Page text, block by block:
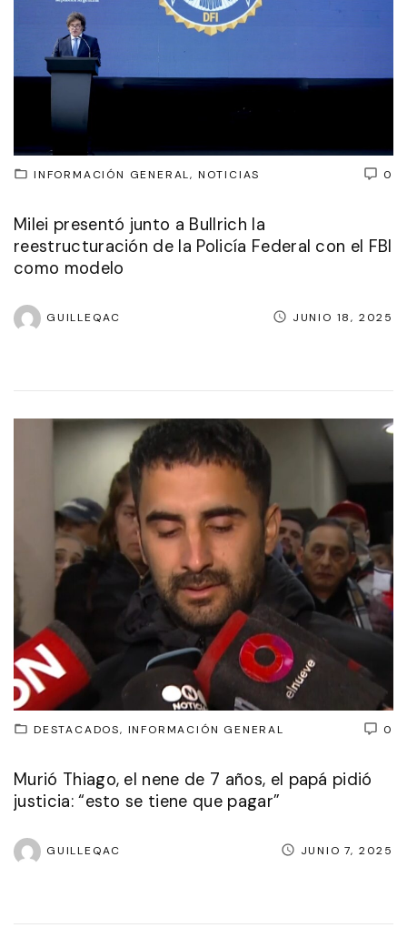
0
INFORMACIÓN GENERAL NOTICIAS
Milei presentó junto a Bullrich la
reestructuración de la Policía Federal con el FBI
como modelo
GUILLEQAC JUNIO 18, 2025
0
DESTACADOS INFORMACIÓN GENERAL
Murió Thiago, el nene de 7 años, el papá pidió
justicia: “esto se tiene que pagar”
GUILLEQAC JUNIO 7, 2025